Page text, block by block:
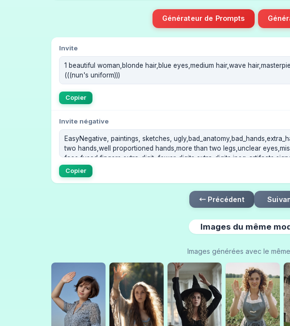
Générateur de Prompts
Invite
Copier
Invite négative
Copier
← Précédent
Images du même
Images générées avec le